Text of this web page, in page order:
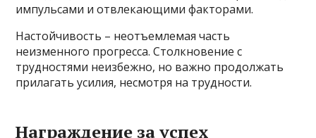
импульсами и отвлекающими факторами.
Настойчивость – неотъемлемая часть
неизменного прогресса. Столкновение с
трудностями неизбежно, но важно продолжать
прилагать усилия, несмотря на трудности.
Награждение за успех